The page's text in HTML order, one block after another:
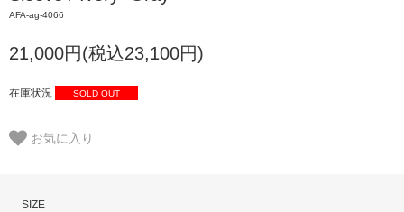
AFA-ag-4066
21,000円(税込23,100円)
在庫状況 SOLD OUT
お気に入り
SIZE